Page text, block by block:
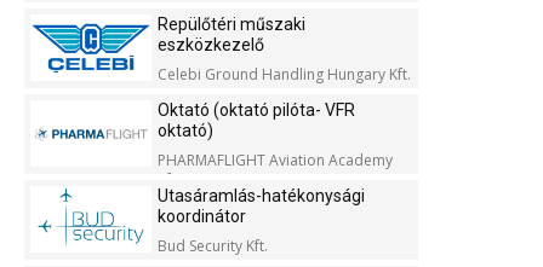
Repülőtéri műszaki
eszközkezelő
Celebi Ground Handling Hungary Kft.
Oktató (oktató pilóta- VFR
oktató)
PHARMAFLIGHT Aviation Academy
Kft.
Utasáramlás-hatékonysági
koordinátor
Bud Security Kft.